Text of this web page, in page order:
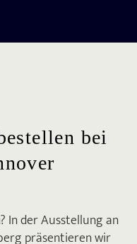
bei
? In der Ausstellung an
präsentieren wir